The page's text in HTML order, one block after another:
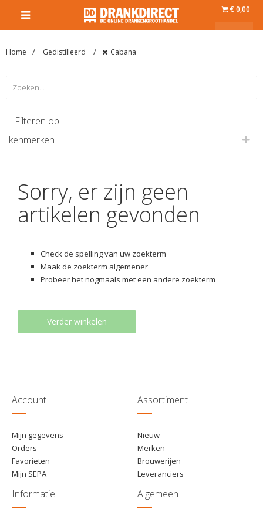
€ 0,00
Home Gedistilleerd Cabana
Filteren op
kenmerken
Sorry, er zijn geen
artikelen gevonden
Check de spelling van uw zoekterm
Maak de zoekterm algemener
Probeer het nogmaals met een andere zoekterm
Verder winkelen
Account
Mijn gegevens
Orders
Favorieten
Mijn SEPA
Assortiment
Nieuw
Merken
Brouwerijen
Leveranciers
Informatie Algemeen